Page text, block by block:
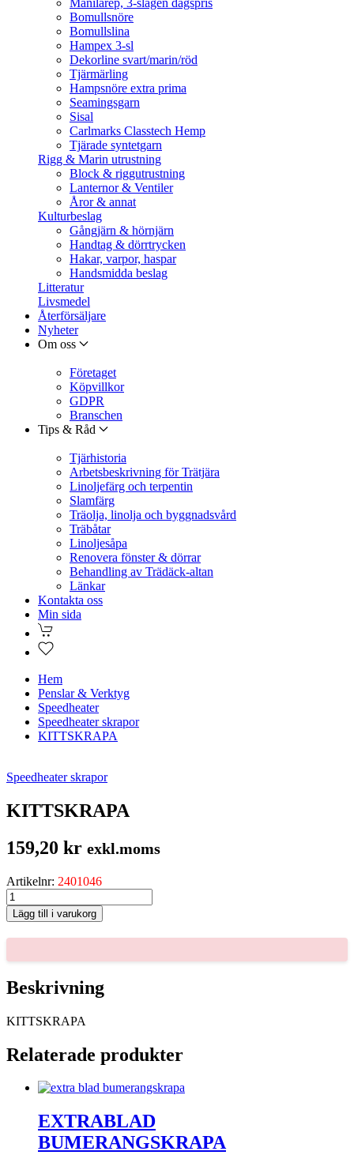
Manilarep, 3-slagen dagspris
Bomullsnöre
Bomullslina
Hampex 3-sl
Dekorline svart/marin/röd
Tjärmärling
Hampsnöre extra prima
Seamingsgarn
Sisal
Carlmarks Classtech Hemp
Tjärade syntetgarn
Rigg & Marin utrustning
Block & riggutrustning
Lanternor & Ventiler
Åror & annat
Kulturbeslag
Gångjärn & hörnjärn
Handtag & dörrtrycken
Hakar, varpor, haspar
Handsmidda beslag
Litteratur
Livsmedel
Återförsäljare
Nyheter
Om oss
Företaget
Köpvillkor
GDPR
Branschen
Tips & Råd
Tjärhistoria
Arbetsbeskrivning för Trätjära
Linoljefärg och terpentin
Slamfärg
Träolja, linolja och byggnadsvård
Träbåtar
Linoljesåpa
Renovera fönster & dörrar
Behandling av Trädäck-altan
Länkar
Kontakta oss
Min sida
Hem
Penslar & Verktyg
Speedheater
Speedheater skrapor
KITTSKRAPA
Speedheater skrapor
KITTSKRAPA
159,20 kr exkl.moms
Artikelnr: 2401046
KITTSKRAPA
mängd
Lägg till i varukorg
Beskrivning
KITTSKRAPA
Relaterade produkter
EXTRABLAD
BUMERANGSKRAPA